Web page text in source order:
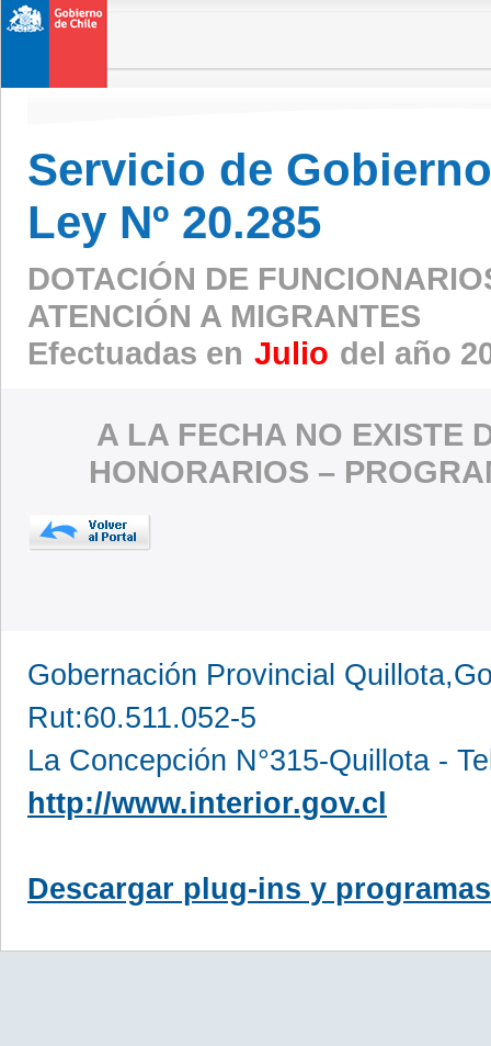
Servicio de
Ley Nº 20.285
DOTACIÓN DE
ATENCIÓN A MIGRANTES
Efectuadas en Julio del año
A LA FECHA NO EXISTE
HONORARIOS –
Gobernación Provincial
Rut:60.511.052-5
La Concepción N°315-Quillota -
http://www.interior.gov.cl
Descargar plug-ins y